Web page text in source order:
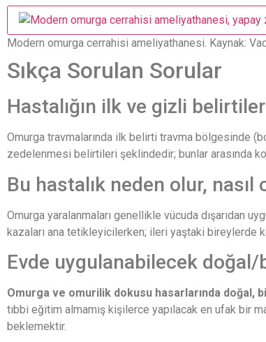
Modern omurga cerrahisi ameliyathanesi. Kaynak:
Sıkça Sorulan Sorular
Hastalığın ilk ve gizli
Omurga travmalarında ilk belirti travma bölgesinde
zedelenmesi belirtileri şeklindedir; bunlar arasında
Bu hastalık neden olur,
Omurga yaralanmaları genellikle vücuda dışarıdan
kazaları ana tetikleyicilerken; ileri yaştaki
Evde uygulanabilecek doğal/
Omurga ve omurilik dokusu hasarlarında doğal,
tıbbi eğitim almamış kişilerce yapılacak en ufak bir
beklemektir.